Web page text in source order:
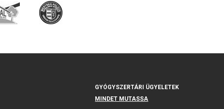
GYÓGYSZERTÁRI ÜGYELETEK
MINDET MUTASSA